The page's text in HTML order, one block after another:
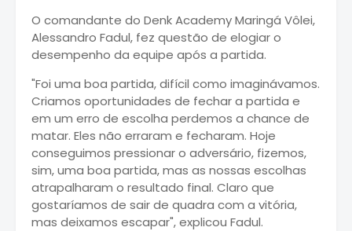
O comandante do Denk Academy Maringá Vôlei,
Alessandro Fadul, fez questão de elogiar o
desempenho da equipe após a partida.
"Foi uma boa partida, difícil como imaginávamos.
Criamos oportunidades de fechar a partida e
em um erro de escolha perdemos a chance de
matar. Eles não erraram e fecharam. Hoje
conseguimos pressionar o adversário, fizemos,
sim, uma boa partida, mas as nossas escolhas
atrapalharam o resultado final. Claro que
gostaríamos de sair de quadra com a vitória,
mas deixamos escapar", explicou Fadul.